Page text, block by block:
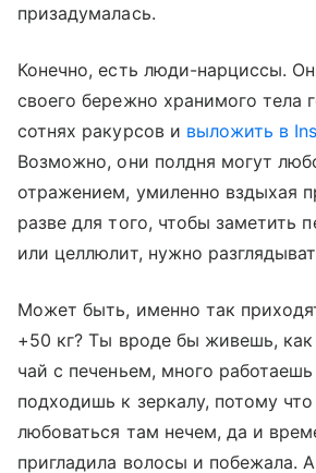
призадумалась.
Конечно, есть люди-нарциссы.
своего бережно хранимого тела
сотнях ракурсов и выложить в
Возможно, они полдня могут
отражением, умиленно вздыхая
разве для того, чтобы заметить
или целлюлит, нужно
Может быть, именно так
+50 кг? Ты вроде бы живешь,
чай с печеньем, много
подходишь к зеркалу, потому
любоваться там нечем, да и
пригладила волосы и побежала.